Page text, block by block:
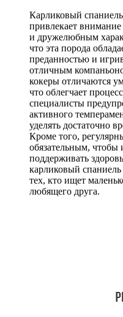
Карликовый
привлекает
и дружелюбным
что эта порода
преданностью и
отличным
кокеры отличаются
что облегчает
специалисты
активного
уделять достаточно
Кроме того,
обязательным, чтобы
поддерживать
карликовый
тех, кто ищет
любящего друга.